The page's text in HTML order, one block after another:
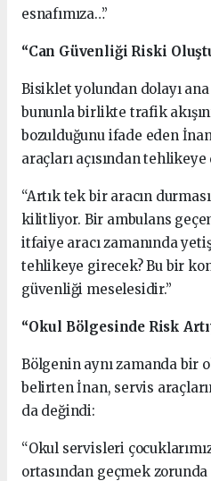
esnafımıza…”
“Can Güvenliği Riski
Bisiklet yolundan dolayı
bununla birlikte trafik
bozulduğunu ifade eden
araçları açısından
“Artık tek bir aracın
kilitliyor. Bir ambulans
itfaiye aracı zamanında
tehlikeye girecek? Bu bir
güvenliği meselesidir.”
“Okul Bölgesinde Risk
Bölgenin aynı zamanda bir
belirten İnan, servis
da değindi:
“Okul servisleri
ortasından geçmek